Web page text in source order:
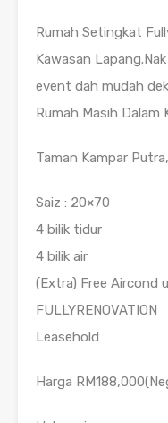
Rumah Setingkat
Kawasan
event dah mudah
Rumah Masih Dalam
Taman Kampar
Saiz : 20×70
4 bilik tidur
4 bilik air
(Extra) Free Aircond
FULLYRENOVATION
Leasehold
Harga